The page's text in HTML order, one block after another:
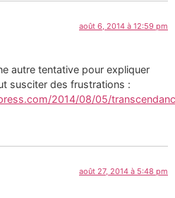
août 6, 2014 à 12:59 pm
autre tentative pour expliquer
susciter des frustrations :
2014/08/05/
août 27, 2014 à 5:48 pm